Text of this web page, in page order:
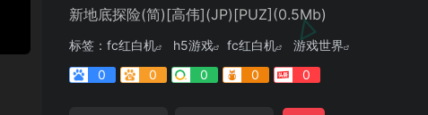
新地底探险(简)[高伟](JP)[PUZ](0.5Mb)
标签： fc红白机 h5游戏 fc红白机
游戏世界
0
0 0 0 0